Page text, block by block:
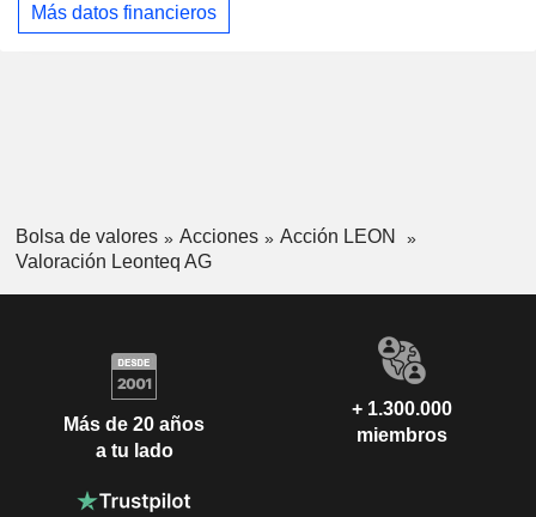
Más datos financieros
Bolsa de valores Acciones
Acción LEON
Valoración Leonteq AG
Más de 20 años
a tu lado
+ 1.300.000
miembros